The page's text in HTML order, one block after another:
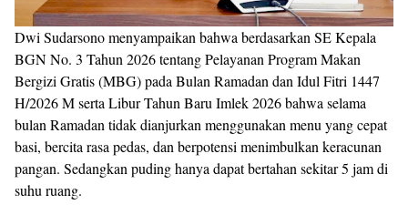
Dwi Sudarsono menyampaikan bahwa berdasarkan SE Kepala
BGN No. 3 Tahun 2026 tentang Pelayanan Program Makan
Bergizi Gratis (MBG) pada Bulan Ramadan dan Idul Fitri 1447
H/2026 M serta Libur Tahun Baru Imlek 2026 bahwa selama
bulan Ramadan tidak dianjurkan menggunakan menu yang cepat
basi, bercita rasa pedas, dan berpotensi menimbulkan keracunan
pangan. Sedangkan puding hanya dapat bertahan sekitar 5 jam di
suhu ruang.